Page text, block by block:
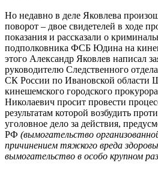
Но недавно в деле Яковлева
поворот – двое свидетелей в ходе
показания и рассказали о
подполковника ФСБ Юдина на
этого Александр Яковлев написал
руководителю Следственного
СК России по Ивановской области
кинешемского городского
Николаевич просит провести
результатам которой возбудить
уголовное дело за действия,
РФ (вымогательство
причинением тяжкого вреда
вымогательство в особо крупном